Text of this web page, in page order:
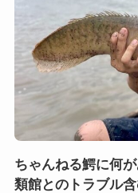
ちゃんねる鰐に何
類館とのトラブル